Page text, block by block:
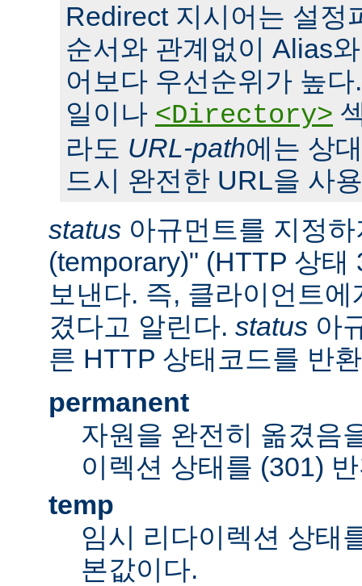
Redirect 지시어는 설정
순서와 관계없이 Alias
어보다 우선순위가 높
일이나 <Directory>
라도 URL-path에는 상
드시 완전한 URL을 사
status 아규먼트를 지정
(temporary)" (HTTP 상태
보낸다. 즉, 클라이언트
겼다고 알린다. status 아
른 HTTP 상태코드를 반
permanent
자원을 완전히 옮겼음
이렉션 상태를 (301)
temp
임시 리다이렉션 상태
본값이다.